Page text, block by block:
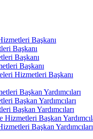
Başkanı
Başkanı
Başkanı
Başkanı
Hizmetleri Başkanı
Başkan Yardımcıları
Başkan Yardımcıları
Başkan Yardımcıları
Hizmetleri Başkan
Başkan Yardımcıları